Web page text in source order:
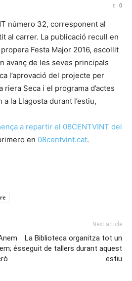
0
número 32, corresponent al
al carrer. La publicació recull en
Festa Major 2016, escollit
avanç de les seves principals
l’aprovació del projecte per
Seca i el programa d’actes
la Llagosta durant l’estiu,
a repartir el 08CENTVINT del
en 08centvint.cat.
és
Next article
La Biblioteca organitza tot un
seguit de tallers durant aquest
estiu